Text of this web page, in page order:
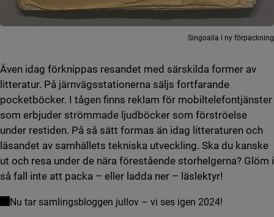
Singoalla i ny förpackning
Även idag förknippas resandet med särskilda former av
litteratur. På järnvägsstationerna säljs fortfarande
pocketböcker. I tågen finns reklam för mobiltelefontjänster
som erbjuder strömmade ljudböcker som förströelse
under restiden. På så sätt formas än idag litteraturen och
läsandet av samhällets tekniska utveckling. Ska du kanske
ut och resa under de nära förestående storhelgerna? Glöm i
så fall inte att packa – eller ladda ner – läslektyr!
Nu tar samlingsbloggen jullov – vi ses igen 2024!